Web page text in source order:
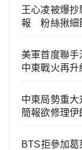
王心凌被爆
報 粉絲揪細
美軍首度聯手
中東戰火再升
中東局勢重
簡報欲修理伊
BTS拒參加